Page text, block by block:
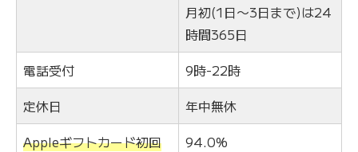
月初(1日〜3日まで)は24
時間365日
電話受付
9時-22時
定休日
年中無休
Appleギフトカード初回
94.0%